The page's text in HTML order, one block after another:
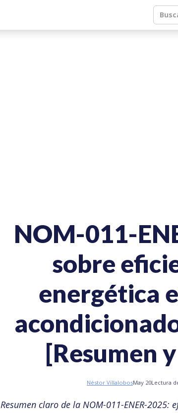
NOM-011-
sobre
energética
[Resumen
Néstor VillalobosMay 20Lectura
Resumen claro de la NOM-011-ENER-2025: